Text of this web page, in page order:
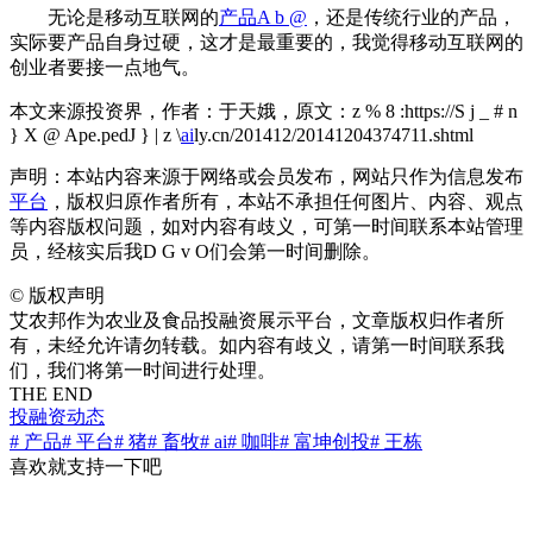
无论是移动互联网的产品A b @ ，还是传统行业的产品，
实际要产品自身过硬，这才是最重要的，我觉得移动互联网的
创业者要接一点地气。
本文来源投资界，作者：于天娥，原文： z % 8 :https://S j _ # n
} X @ Ape.pedJ } | z \aily.cn/201412/20141204374711.shtml
声明：本站内容来源于网络或会员发布，网站只作为信息发布
平台 ，版权归原作者所有，本站不承担任何图片、内容、观点
等内容版权问题，如对内容有歧义，可第一时间联系本站管理
员，经核实后我D G v O们会第一时间删除。
© 版权声明
艾农邦作为农业及食品投融资展示平台，文章版权归作者所
有，未经允许请勿转载。如内容有歧义，请第一时间联系我
们，我们将第一时间进行处理。
THE END
投融资动态
# 产品# 平台# 猪# 畜牧# ai# 咖啡# 富坤创投# 王栋
喜欢就支持一下吧